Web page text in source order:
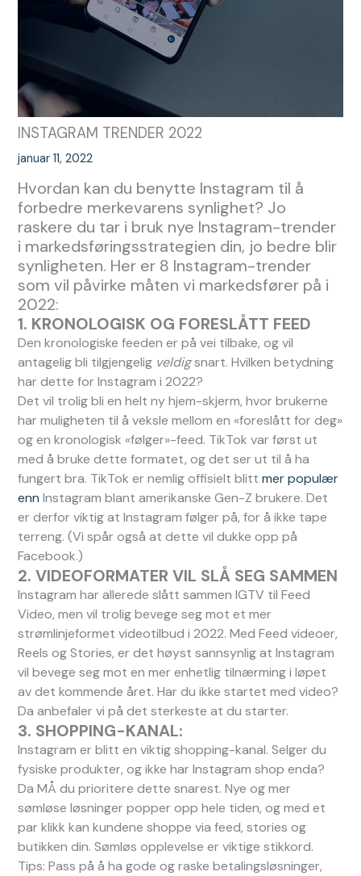
INSTAGRAM TRENDER 2022
januar 11, 2022
Hvordan kan du benytte Instagram til å
forbedre merkevarens synlighet? Jo
raskere du tar i bruk nye Instagram-trender
i markedsføringsstrategien din, jo bedre blir
synligheten. Her er 8 Instagram-trender
som vil påvirke måten vi markedsfører på i
2022:
1. KRONOLOGISK OG FORESLÅTT FEED
Den kronologiske feeden er på vei tilbake, og vil
antagelig bli tilgjengelig veldigsnart. Hvilken betydning
har dette for Instagram i 2022?
Det vil trolig bli en helt ny hjem-skjerm, hvor brukerne
har muligheten til å veksle mellom en «foreslått for deg»
og en kronologisk «følger»-feed. TikTok var først ut
med å bruke dette formatet, og det ser ut til å ha
fungert bra. TikTok er nemlig offisielt blittmer populær
enn Instagram blant amerikanske Gen-Z brukere. Det
er derfor viktig at Instagram følger på, for å ikke tape
terreng. (Vi spår også at dette vil dukke opp på
Facebook.)
2. VIDEOFORMATER VIL SLÅ SEG SAMMEN
Instagram har allerede slått sammen IGTV til Feed
Video, men vil trolig bevege seg mot et mer
strømlinjeformet videotilbud i 2022. Med Feed videoer,
Reels og Stories, er det høyst sannsynlig at Instagram
vil bevege seg mot en mer enhetlig tilnærming i løpet
av det kommende året. Har du ikke startet med video?
Da anbefaler vi på det sterkeste at du starter.
3. SHOPPING-KANAL:
Instagram er blitt en viktig shopping-kanal. Selger du
fysiske produkter, og ikke har Instagram shop enda?
Da MÅ du prioritere dette snarest. Nye og mer
sømløse løsninger popper opp hele tiden, og med et
par klikk kan kundene shoppe via feed, stories og
butikken din. Sømløs opplevelse er viktige stikkord.
Tips: Pass på å ha gode og raske betalingsløsninger,